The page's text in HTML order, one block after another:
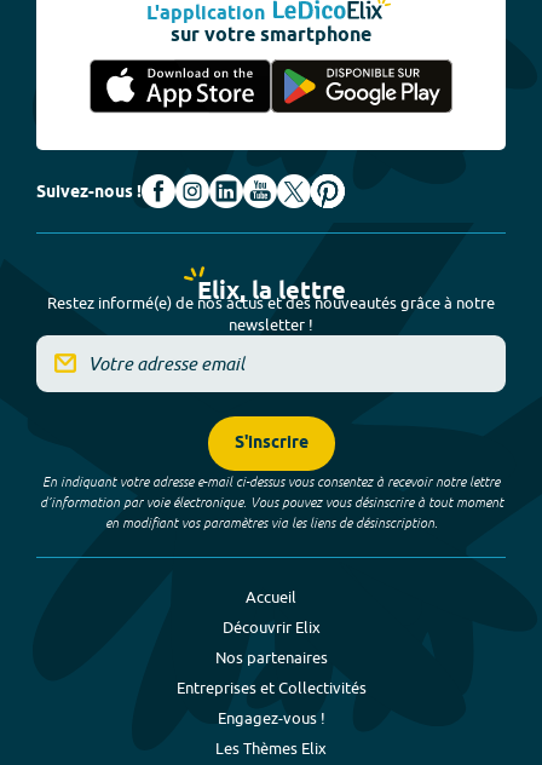
L'application
sur votre smartphone
Suivez-nous !
Elix, la lettre
Restez informé(e) de nos actus et des nouveautés grâce à notre
newsletter !
S'inscrire
En indiquant votre adresse e-mail ci-dessus vous consentez à recevoir notre lettre
d’information par voie électronique. Vous pouvez vous désinscrire à tout moment
en modifiant vos paramètres via les liens de désinscription.
Accueil
Découvrir Elix
Nos partenaires
Entreprises et Collectivités
Engagez-vous !
Les Thèmes Elix